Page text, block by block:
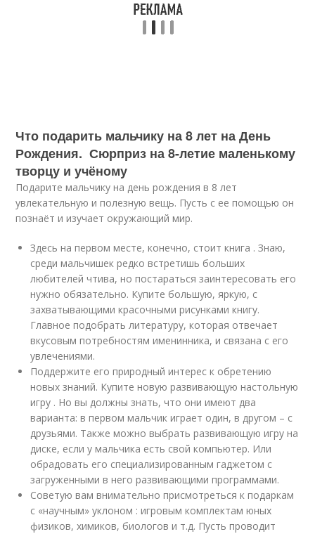
Что подарить мальчику на 8 лет на День
Рождения. Сюрприз на 8-летие маленькому
творцу и учёному
Подарите мальчику на день рождения в 8 лет
увлекательную и полезную вещь. Пусть с ее помощью он
познаёт и изучает окружающий мир.
Здесь на первом месте, конечно, стоит книга . Знаю,
среди мальчишек редко встретишь больших
любителей чтива, но постараться заинтересовать его
нужно обязательно. Купите большую, яркую, с
захватывающими красочными рисунками книгу.
Главное подобрать литературу, которая отвечает
вкусовым потребностям именинника, и связана с его
увлечениями.
Поддержите его природный интерес к обретению
новых знаний. Купите новую развивающую настольную
игру . Но вы должны знать, что они имеют два
варианта: в первом мальчик играет один, в другом – с
друзьями. Также можно выбрать развивающую игру на
диске, если у мальчика есть свой компьютер. Или
обрадовать его специализированным гаджетом с
загруженными в него развивающими программами.
Советую вам внимательно присмотреться к подаркам
с «научным» уклоном : игровым комплектам юных
физиков, химиков, биологов и т.д. Пусть проводит